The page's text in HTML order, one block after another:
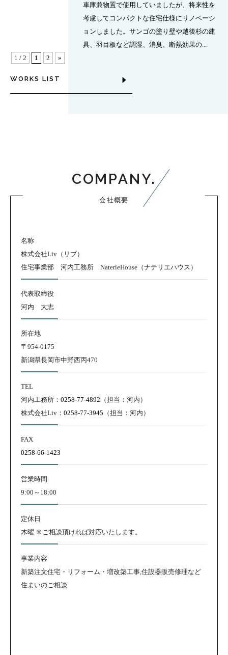
車庫兼物置で使用していましたが、将来性を
考慮してコンパクトな住宅仕様にリノベーシ
ョンしました。サンゴの塗り壁や越後杉の建
具、羽目板など調湿、消臭、断熱効果の...
1 / 2
1 2 »
WORKS LIST
COMPANY.
会社概要
名称
株式会社Liv（リブ）
住宅事業部 河内工務所 NaterieHouse（ナテリエハウス）
代表取締役
河内 大志
所在地
〒954-0175
新潟県長岡市中野西丙470
TEL
河内工務所： 0258-77-4892 （担当：河内）
株式会社Liv： 0258-77-3945 （担当：河内）
FAX
0258-66-1423
営業時間
9:00～18:00
定休日
木曜 ※ご相談頂ければ対応いたします。
事業内容
新築注文住宅・リフォーム・増改築工事,住設器販売修理など
住まいのご相談